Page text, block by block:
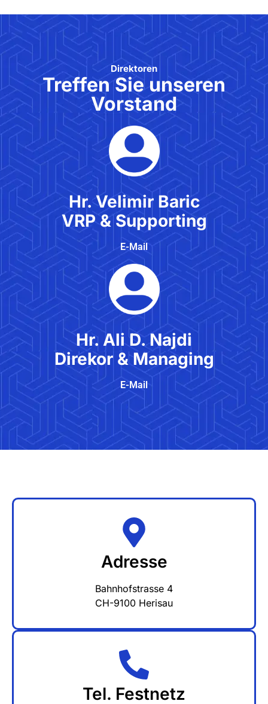
Direktoren
Treffen Sie unseren
Vorstand
Hr. Velimir Baric
VRP & Supporting
E-Mail
Hr. Ali D. Najdi
Direkor & Managing
E-Mail
Adresse
Bahnhofstrasse 4
CH-9100 Herisau
Tel. Festnetz